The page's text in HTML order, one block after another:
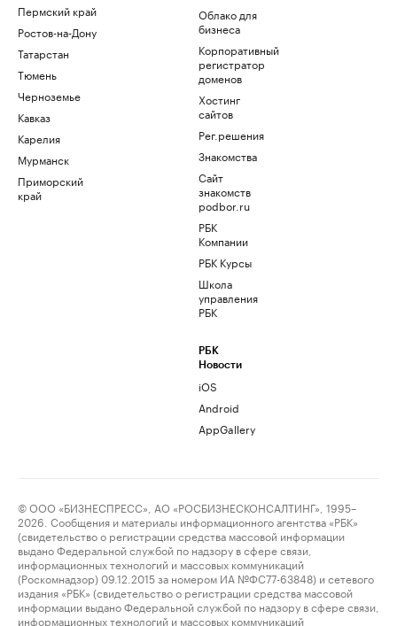
Пермский край
Ростов-на-Дону
Татарстан
Тюмень
Черноземье
Кавказ
Карелия
Мурманск
Приморский
край
Облако для
бизнеса
Корпоративный
регистратор
доменов
Хостинг
сайтов
Рег.решения
Знакомства
Сайт
знакомств
podbor.ru
РБК
Компании
РБК Курсы
Школа
управления
РБК
РБК
Новости
iOS
Android
AppGallery
© ООО «БИЗНЕСПРЕСС», АО «РОСБИЗНЕСКОНСАЛТИНГ», 1995–
2026. Сообщения и материалы информационного агентства «РБК»
(свидетельство о регистрации средства массовой информации
выдано Федеральной службой по надзору в сфере связи,
информационных технологий и массовых коммуникаций
(Роскомнадзор) 09.12.2015 за номером ИА №ФС77-63848) и сетевого
издания «РБК» (свидетельство о регистрации средства массовой
информации выдано Федеральной службой по надзору в сфере связи,
информационных технологий и массовых коммуникаций